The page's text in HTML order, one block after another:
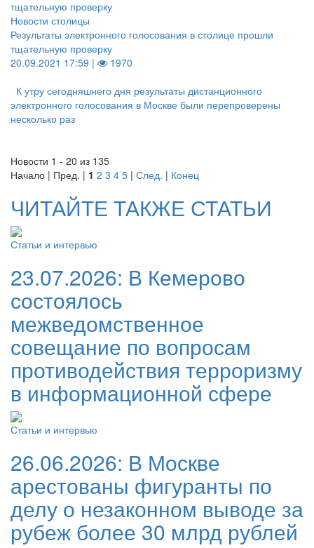
Новости столицы
Результаты электронного голосования в столице прошли
тщательную проверку
20.09.2021 17:59 |
1970
К утру сегодняшнего дня результаты дистанционного
электронного голосования в Москве были перепроверены
несколько раз
Новости 1 - 20 из 135
Начало | Пред. | 1 2 3 4 5 | След. | Конец
ЧИТАЙТЕ ТАКЖЕ СТАТЬИ
Статьи и интервью
23.07.2026: В Кемерово
состоялось
межведомственное
совещание по вопросам
противодействия терроризму
в информационной сфере
Статьи и интервью
26.06.2026: В Москве
арестованы фигуранты по
делу о незаконном выводе за
рубеж более 30 млрд рублей